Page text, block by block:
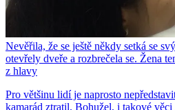
Nevěřila, že se ještě někdy setká se
otevřely dveře a rozbrečela se. Žena
z hlavy
Pro většinu lidí je naprosto
kamarád ztratil. Bohužel, i takové věci